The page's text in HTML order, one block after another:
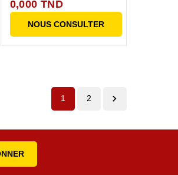
0,000 TND
NOUS CONSULTER
1 2 